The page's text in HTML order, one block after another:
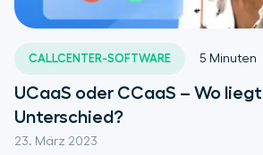
CALLCENTER-SOFTWARE
23. März 2023
5 Minuten
UCaaS oder CCaaS – Wo
Unterschied?